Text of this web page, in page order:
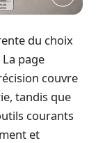
du choix
page
couvre
tandis que
courants
et